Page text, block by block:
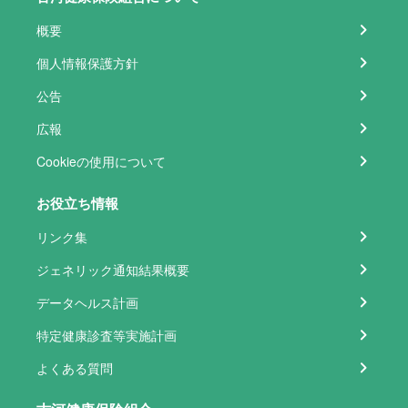
概要
個人情報保護方針
公告
広報
Cookieの使用について
お役立ち情報
リンク集
ジェネリック通知結果概要
データヘルス計画
特定健康診査等実施計画
よくある質問